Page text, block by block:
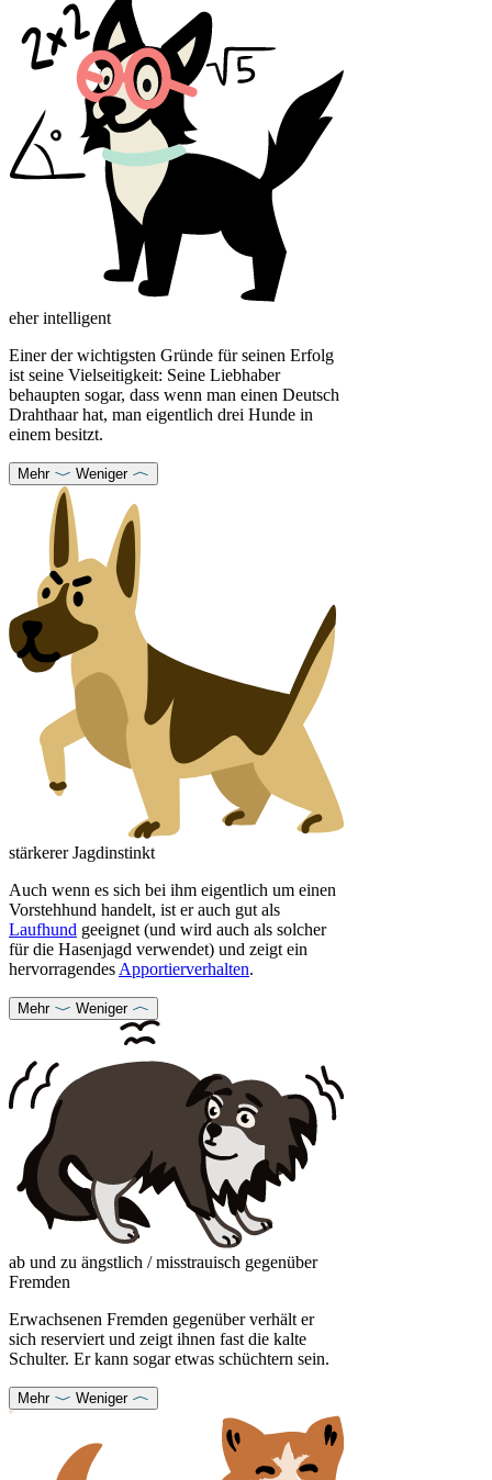
eher intelligent
Einer der wichtigsten Gründe für seinen Erfolg
ist seine Vielseitigkeit: Seine Liebhaber
behaupten sogar, dass wenn man einen Deutsch
Drahthaar hat, man eigentlich drei Hunde in
einem besitzt.
Mehr Weniger
stärkerer Jagdinstinkt
Auch wenn es sich bei ihm eigentlich um einen
Vorstehhund handelt, ist er auch gut als
Laufhund geeignet (und wird auch als solcher
für die Hasenjagd verwendet) und zeigt ein
hervorragendes Apportierverhalten.
Mehr Weniger
ab und zu ängstlich / misstrauisch gegenüber
Fremden
Erwachsenen Fremden gegenüber verhält er
sich reserviert und zeigt ihnen fast die kalte
Schulter. Er kann sogar etwas schüchtern sein.
Mehr Weniger